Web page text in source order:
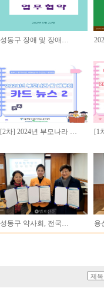
성동구 장애 및 장애…
[2차] 2024년 부모나라 … [1
성동구 약사회, 전국… 용